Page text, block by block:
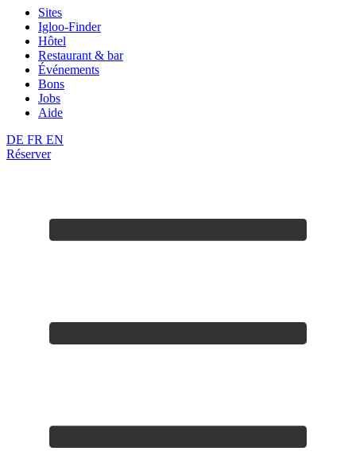
Sites
Igloo-Finder
Hôtel
Restaurant & bar
Événements
Bons
Jobs
Aide
DE FR EN
Réserver